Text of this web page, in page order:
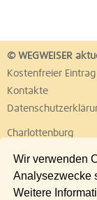
Wir verwenden
Analysezwecke
Weitere
© WEGWEISER
Kostenfreier Eintrag
Kontakte
Charlottenburg
Lichtenberg